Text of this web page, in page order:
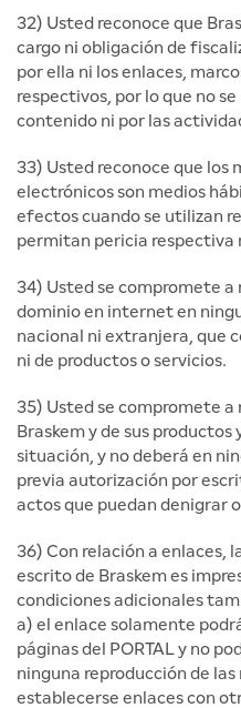
32) Usted reconoce que
cargo ni obligación de
por ella ni los enlaces,
respectivos, por lo que no se
contenido ni por las
33) Usted reconoce que los
electrónicos son medios
efectos cuando se utilizan
permitan pericia respectiva
34) Usted se compromete
dominio en internet en
nacional ni extranjera, que
ni de productos o servicios.
35) Usted se compromete a
Braskem y de sus
situación, y no deberá en
previa autorización por
actos que puedan denigrar
36) Con relación a enlaces,
escrito de Braskem es
condiciones adicionales
a) el enlace solamente
páginas del PORTAL y no
ninguna reproducción de
establecerse enlaces con